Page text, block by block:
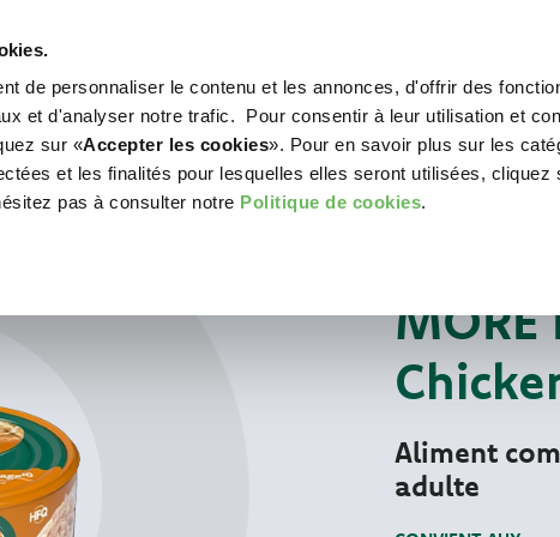
de personnaliser le contenu et les annonces, d'offrir des
et d'analyser notre trafic. Pour consentir à leur utilisation et
sur «Accepter les cookies». Pour en savoir plus sur les
et les finalités pour lesquelles elles seront utilisées, cliquez
pas à consulter notre Politique de cookies.
WORLD OF LOVE POUR VOTRE CHIEN POUR
MORE
Aliment
adulte